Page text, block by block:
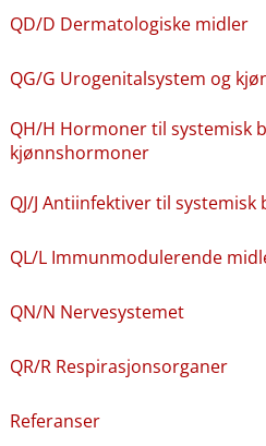
QD​/​D Dermatologiske midler
QG​/​G Urogenitalsystem og
QH​/​H Hormoner til systemisk
kjønnshormoner
QJ​/​J Antiinfektiver til systemisk
QL​/​L Immunmodulerende
QN​/​N Nervesystemet
QR​/​R Respirasjonsorganer
Referanser